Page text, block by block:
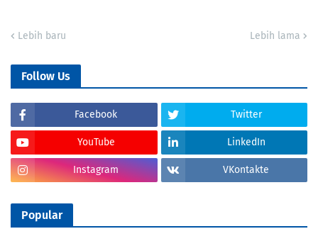
Lebih baru Lebih lama
Follow Us
Facebook Twitter
YouTube LinkedIn
Instagram VKontakte
Popular